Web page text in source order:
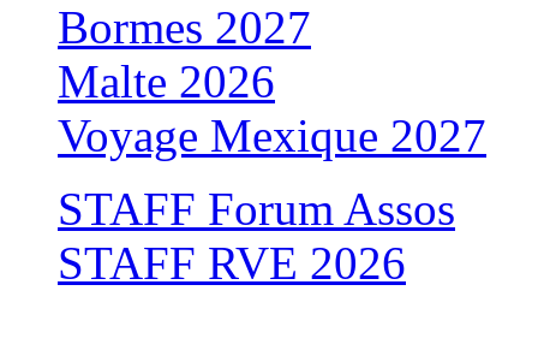
Bormes 2027
Malte 2026
Voyage Mexique 2027
STAFF Forum Assos
STAFF RVE 2026